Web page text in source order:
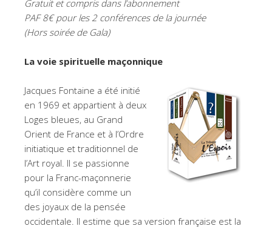
Gratuit et compris dans l’abonnement
PAF 8€ pour les 2 conférences de la journée
(Hors soirée de Gala)
La voie spirituelle maçonnique
Jacques Fontaine a été initié
en 1969 et appartient à deux
Loges bleues, au Grand
Orient de France et à l’Ordre
initiatique et traditionnel de
l’Art royal. Il se passionne
pour la Franc-maçonnerie
qu’il considère comme un
des joyaux de la pensée
occidentale. Il estime que sa version française est la